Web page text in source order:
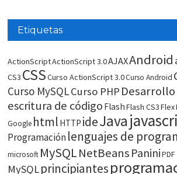
Etiquetas
ActionScriptActionScript 3.0AJAXAndroid
CS3 CSSCurso ActionScript 3.0Curso Android
Curso MySQLCurso PHP Desarrollo
escritura de código FlashFlash CS3Flex
Google html HTTP ideJava
Programaciónlenguajes de
microsoft MySQLNetBeans Panini PDF
MySQLprincipiantes